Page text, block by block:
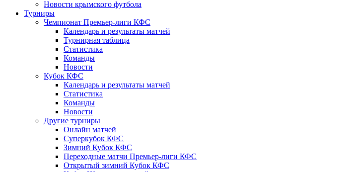
Новости крымского футбола
Турниры
Чемпионат Премьер-лиги КФС
Календарь и результаты матчей
Турнирная таблица
Статистика
Команды
Новости
Кубок КФС
Календарь и результаты матчей
Статистика
Команды
Новости
Другие турниры
Онлайн матчей
Суперкубок КФС
Зимний Кубок КФС
Переходные матчи Премьер-лиги КФС
Открытый зимний Кубок КФС